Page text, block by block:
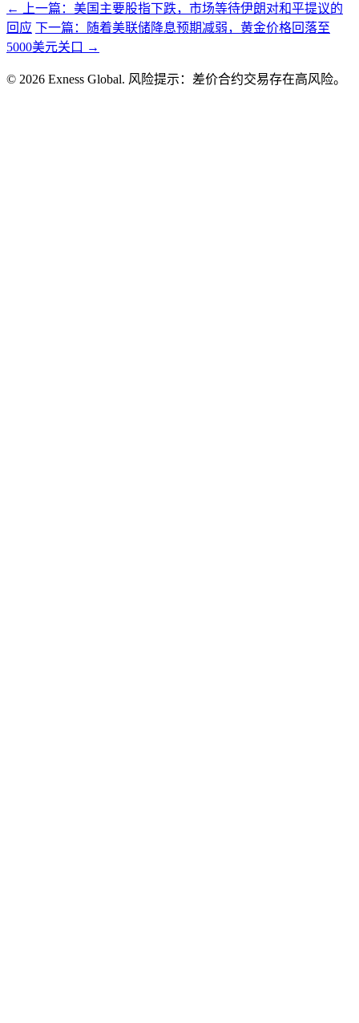
← 上一篇：美国主要股指下跌，市场等待伊朗对和平提议的
回应 下一篇：随着美联储降息预期减弱，黄金价格回落至
5000美元关口 →
© 2026 Exness Global. 风险提示：差价合约交易存在高风险。